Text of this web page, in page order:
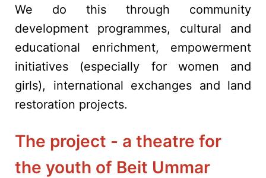
We do this through community
development programmes, cultural and
educational enrichment, empowerment
initiatives (especially for women and
girls), international exchanges and land
restoration projects.
The project - a theatre for
the youth of Beit Ummar